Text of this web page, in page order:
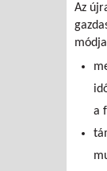
Az
a